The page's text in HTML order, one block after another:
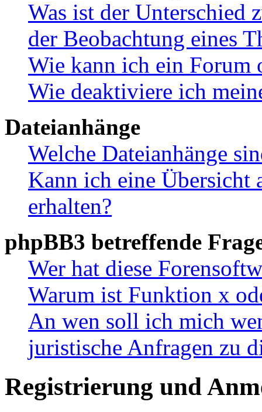
Was ist der Unterschied
der Beobachtung eines
Wie kann ich ein Forum
Wie deaktiviere ich
Dateianhänge
Welche Dateianhänge
Kann ich eine Übersicht
erhalten?
phpBB3 betreffende
Wer hat diese
Warum ist Funktion x
An wen soll ich mich
juristische Anfragen zu
Registrierung und